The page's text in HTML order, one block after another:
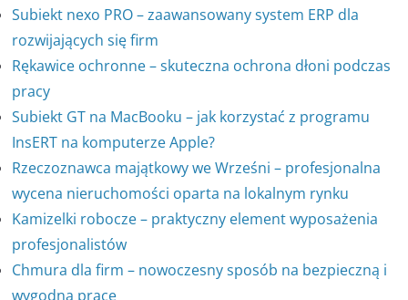
Subiekt nexo PRO – zaawansowany system ERP dla
rozwijających się firm
Rękawice ochronne – skuteczna ochrona dłoni podczas
pracy
Subiekt GT na MacBooku – jak korzystać z programu
InsERT na komputerze Apple?
Rzeczoznawca majątkowy we Wrześni – profesjonalna
wycena nieruchomości oparta na lokalnym rynku
Kamizelki robocze – praktyczny element wyposażenia
profesjonalistów
Chmura dla firm – nowoczesny sposób na bezpieczną i
wygodną pracę